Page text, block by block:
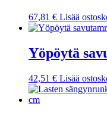
67,81 € Lisää
Yöpöytä
42,51 € Lisää